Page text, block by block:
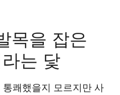
목을 잡은
는 닻
쾌했을지 모르지만 사